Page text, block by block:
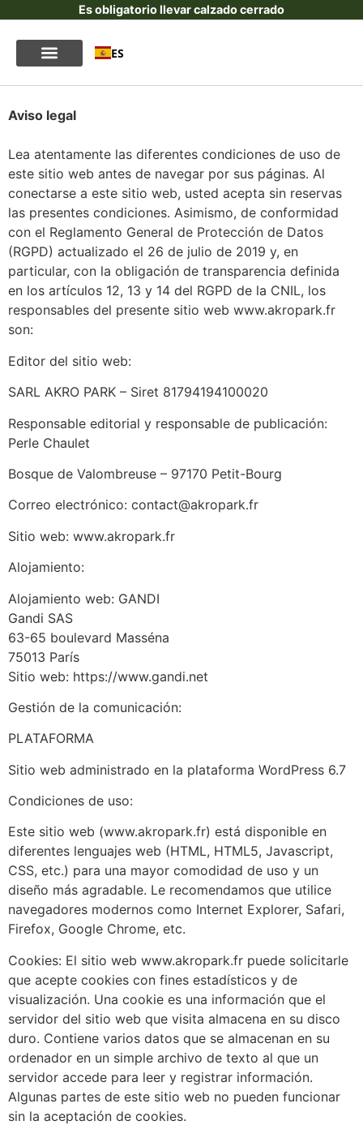
Es obligatorio llevar calzado cerrado
ES
Aviso legal
Lea atentamente las diferentes condiciones de uso de
este sitio web antes de navegar por sus páginas. Al
conectarse a este sitio web, usted acepta sin reservas
las presentes condiciones. Asimismo, de conformidad
con el Reglamento General de Protección de Datos
(RGPD) actualizado el 26 de julio de 2019 y, en
particular, con la obligación de transparencia definida
en los artículos 12, 13 y 14 del RGPD de la CNIL, los
responsables del presente sitio web www.akropark.fr
son:
Editor del sitio web:
SARL AKRO PARK – Siret 81794194100020
Responsable editorial y responsable de publicación:
Perle Chaulet
Bosque de Valombreuse – 97170 Petit-Bourg
Correo electrónico: contact@akropark.fr
Sitio web: www.akropark.fr
Alojamiento:
Alojamiento web: GANDI
Gandi SAS
63-65 boulevard Masséna
75013 París
Sitio web: https://www.gandi.net
Gestión de la comunicación:
PLATAFORMA
Sitio web administrado en la plataforma WordPress 6.7
Condiciones de uso:
Este sitio web (www.akropark.fr) está disponible en
diferentes lenguajes web (HTML, HTML5, Javascript,
CSS, etc.) para una mayor comodidad de uso y un
diseño más agradable. Le recomendamos que utilice
navegadores modernos como Internet Explorer, Safari,
Firefox, Google Chrome, etc.
Cookies: El sitio web www.akropark.fr puede solicitarle
que acepte cookies con fines estadísticos y de
visualización. Una cookie es una información que el
servidor del sitio web que visita almacena en su disco
duro. Contiene varios datos que se almacenan en su
ordenador en un simple archivo de texto al que un
servidor accede para leer y registrar información.
Algunas partes de este sitio web no pueden funcionar
sin la aceptación de cookies.